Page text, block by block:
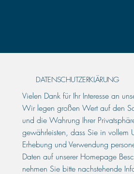
DATENSCHUTZERKLÄRUNG
Vielen Dank für Ihr Interesse an
Wir legen großen Wert auf den
und die Wahrung Ihrer
gewährleisten, dass Sie in vollem
Erhebung und Verwendung
Daten auf unserer Homepage
nehmen Sie bitte nachstehende